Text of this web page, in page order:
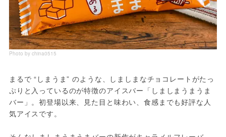
Photo by china0515
まるで “しまうま” のような、しましまなチョコレートがたっ
ぷりと入っているのが特徴のアイスバー「しましまうまうま
バー」。初登場以来、見た目と味わい、食感までも好評な人
気アイスです。